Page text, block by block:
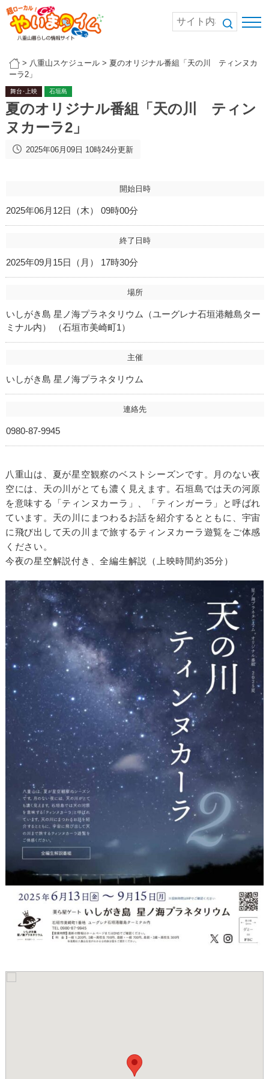
> 八重山スケジュール> 夏のオリジナル番組「天の川 ティンヌカ
ーラ2」
舞台･上映 石垣島
夏のオリジナル番組「天の川 ティン
ヌカーラ2」
2025年06月09日 10時24分更新
開始日時
2025年06月12日（木） 09時00分
終了日時
2025年09月15日（月） 17時30分
場所
いしがき島 星ノ海プラネタリウム（ユーグレナ石垣港離島ター
ミナル内） （石垣市美崎町1）
主催
いしがき島 星ノ海プラネタリウム
連絡先
0980-87-9945
八重山は、夏が星空観察のベストシーズンです。月のない夜
空には、天の川がとても濃く見えます。石垣島では天の河原
を意味する「ティンヌカーラ」、「ティンガーラ」と呼ばれ
ています。天の川にまつわるお話を紹介するとともに、宇宙
に飛び出して天の川まで旅するティンヌカーラ遊覧をご体感
ください。
今夜の星空解説付き、全編生解説（上映時間約35分）